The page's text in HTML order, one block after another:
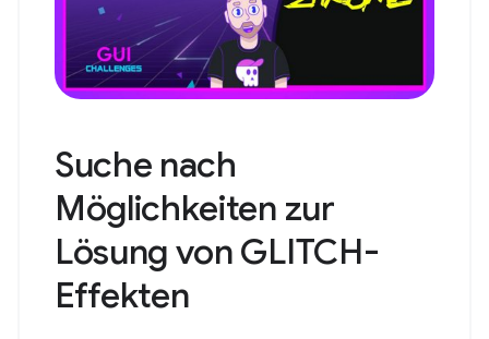
Suche nach
Möglichkeiten zur
Lösung von GLITCH-
Effekten